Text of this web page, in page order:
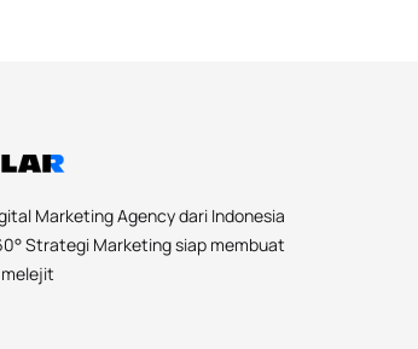
Marketing Agency dari Indonesia
Strategi Marketing siap membuat